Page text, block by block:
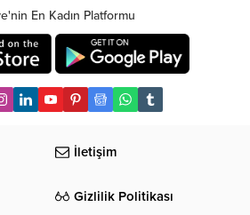
En Kadın Platformu
İletişim
Gizlilik Politikası